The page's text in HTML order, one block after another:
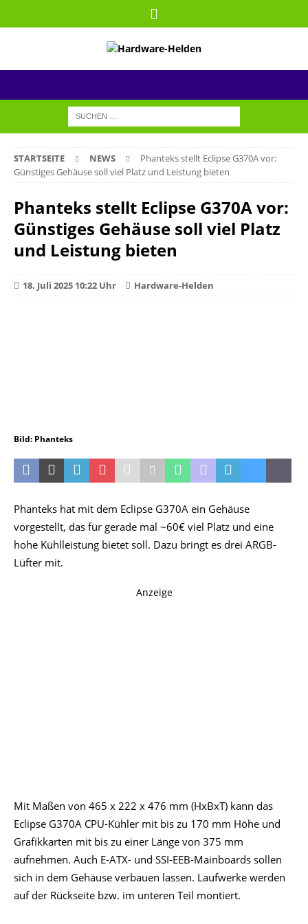
STARTSEITE NEWS
Phanteks stellt Eclipse G370A vor:
Günstiges Gehäuse soll viel Platz und Leistung bieten
Phanteks stellt Eclipse G370A vor:
Günstiges Gehäuse soll viel Platz
und Leistung bieten
18. Juli 2025 10:22 Uhr Hardware-Helden
Bild: Phanteks
Phanteks hat mit dem Eclipse G370A ein Gehäuse
vorgestellt, das für gerade mal ~60€ viel Platz und eine
hohe Kühlleistung bietet soll. Dazu bringt es drei ARGB-
Lüfter mit.
Anzeige
Mit Maßen von 465 x 222 x 476 mm (HxBxT) kann das
Eclipse G370A CPU-Kühler mit bis zu 170 mm Höhe und
Grafikkarten mit bis zu einer Länge von 375 mm
aufnehmen. Auch E-ATX- und SSI-EEB-Mainboards sollen
sich in dem Gehäuse verbauen lassen. Laufwerke werden
auf der Rückseite bzw. im unteren Teil montiert.